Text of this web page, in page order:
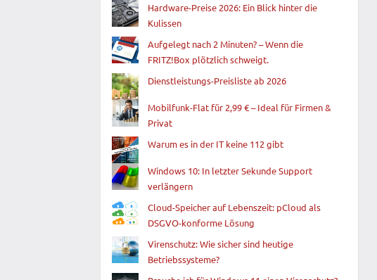
Hardware-Preise 2026: Ein Blick hinter die
Kulissen
Aufgelegt nach 2 Minuten? – Wenn die
FRITZ!Box plötzlich schweigt.
Dienstleistungs-Preisliste ab 2026
Mobilfunk-Flat für 2,99 € – Ideal für Firmen &
Privat
Warum es in der IT keine 112 gibt
Windows 10: In letzter Sekunde Support
verlängern
Cloud-Speicher auf Lebenszeit: pCloud als
DSGVO-konforme Lösung
Virenschutz: Wie sicher sind heutige
Betriebssysteme?